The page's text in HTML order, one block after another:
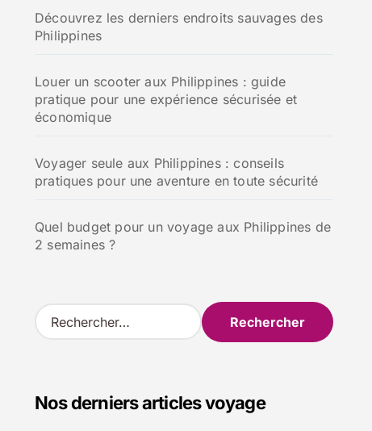
Découvrez les derniers endroits sauvages des
Philippines
Louer un scooter aux Philippines : guide
pratique pour une expérience sécurisée et
économique
Voyager seule aux Philippines : conseils
pratiques pour une aventure en toute sécurité
Quel budget pour un voyage aux Philippines de
2 semaines ?
R
e
rNos derniers articles voyage